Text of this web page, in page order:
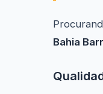
Bahia